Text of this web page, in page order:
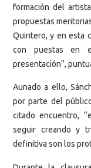
formación del
propuestas
Quintero, y en esta
con puestas en
presentación”,
Aunado a ello,
por parte del
citado encuentro,
seguir creando y
definitiva son los